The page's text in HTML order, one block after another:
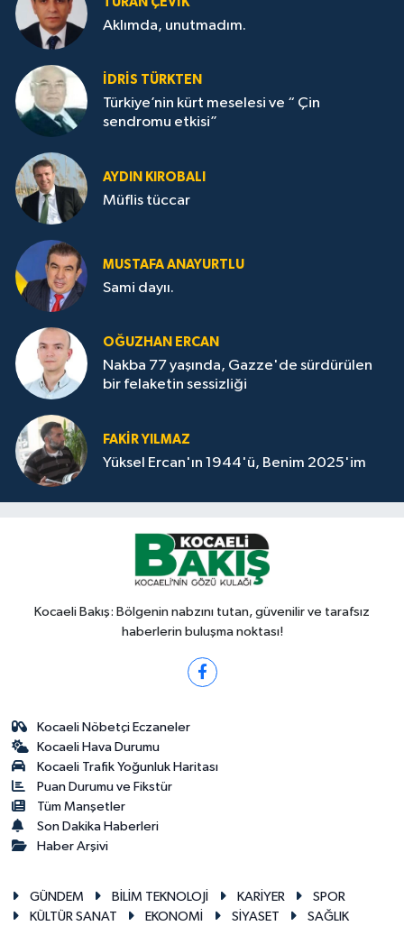
Aklımda, unutmadım.
İDRİS TÜRKTEN
Türkiye’nin kürt meselesi ve “ Çin
sendromu etkisi”
AYDIN KIROBALI
Müflis tüccar
MUSTAFA ANAYURTLU
Sami dayıı.
OĞUZHAN ERCAN
Nakba 77 yaşında, Gazze'de sürdürülen
bir felaketin sessizliği
FAKİR YILMAZ
Yüksel Ercan'ın 1944'ü, Benim 2025'im
Kocaeli Bakış: Bölgenin nabzını tutan, güvenilir ve tarafsız
haberlerin buluşma noktası!
Kocaeli Nöbetçi Eczaneler
Kocaeli Hava Durumu
Kocaeli Trafik Yoğunluk Haritası
Puan Durumu ve Fikstür
Tüm Manşetler
Son Dakika Haberleri
Haber Arşivi
GÜNDEM BİLİM TEKNOLOJİ KARİYER
SPOR
KÜLTÜR SANAT
EKONOMİ SİYASET SAĞLIK